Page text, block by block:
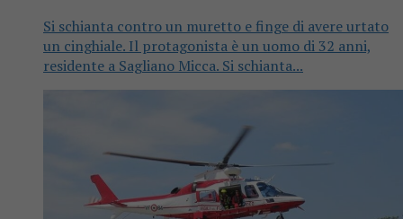
Si schianta contro un muretto e finge di avere urtato
un cinghiale. Il protagonista è un uomo di 32 anni,
residente a Sagliano Micca. Si schianta...